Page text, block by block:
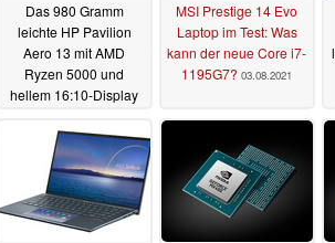
Das 980 Gramm
leichte HP Pavilion
Aero 13 mit AMD
Ryzen 5000 und
hellem 16:10-Display
03.08.2021
MSI Prestige 14 Evo
Laptop im Test: Was
kann der neue Core i7-
1195G7? 03.08.2021